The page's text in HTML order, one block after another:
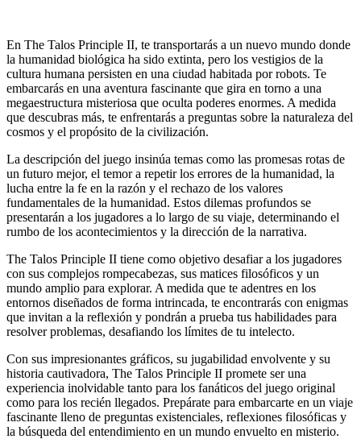
En The Talos Principle II, te transportarás a un nuevo mundo donde
la humanidad biológica ha sido extinta, pero los vestigios de la
cultura humana persisten en una ciudad habitada por robots. Te
embarcarás en una aventura fascinante que gira en torno a una
megaestructura misteriosa que oculta poderes enormes. A medida
que descubras más, te enfrentarás a preguntas sobre la naturaleza del
cosmos y el propósito de la civilización.
La descripción del juego insinúa temas como las promesas rotas de
un futuro mejor, el temor a repetir los errores de la humanidad, la
lucha entre la fe en la razón y el rechazo de los valores
fundamentales de la humanidad. Estos dilemas profundos se
presentarán a los jugadores a lo largo de su viaje, determinando el
rumbo de los acontecimientos y la dirección de la narrativa.
The Talos Principle II tiene como objetivo desafiar a los jugadores
con sus complejos rompecabezas, sus matices filosóficos y un
mundo amplio para explorar. A medida que te adentres en los
entornos diseñados de forma intrincada, te encontrarás con enigmas
que invitan a la reflexión y pondrán a prueba tus habilidades para
resolver problemas, desafiando los límites de tu intelecto.
Con sus impresionantes gráficos, su jugabilidad envolvente y su
historia cautivadora, The Talos Principle II promete ser una
experiencia inolvidable tanto para los fanáticos del juego original
como para los recién llegados. Prepárate para embarcarte en un viaje
fascinante lleno de preguntas existenciales, reflexiones filosóficas y
la búsqueda del entendimiento en un mundo envuelto en misterio.